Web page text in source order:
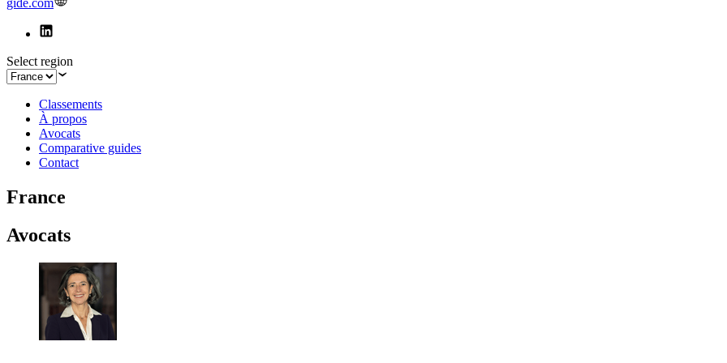
gide.com
Select region
Classements
À propos
Avocats
Comparative guides
Contact
France
Avocats